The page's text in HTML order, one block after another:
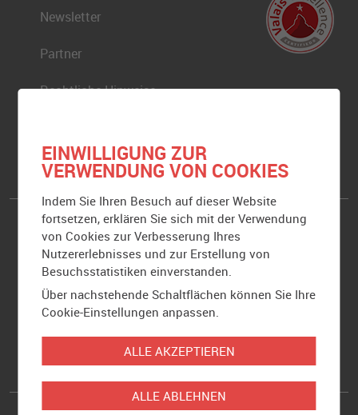
Newsletter
Partner
Rechtliche Hinweise
Hauptsitz von Caritas Wallis
Rue de Loèche 19
Case postale 162
1951 Sion
027 323 35 02
info@caritas-valais.ch
EINWILLIGUNG ZUR
VERWENDUNG VON COOKIES
Indem Sie Ihren Besuch auf dieser Website
fortsetzen, erklären Sie sich mit der Verwendung
von Cookies zur Verbesserung Ihres
Nutzererlebnisses und zur Erstellung von
Besuchsstatistiken einverstanden.
Über nachstehende Schaltflächen können Sie Ihre
Cookie-Einstellungen anpassen.
ALLE AKZEPTIEREN
ALLE ABLEHNEN